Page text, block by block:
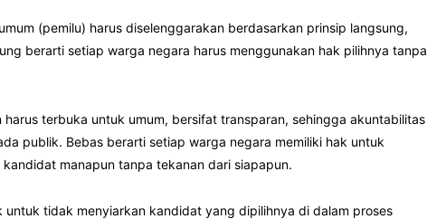
(pemilu) harus diselenggarakan berdasarkan prinsip langsung,
berarti setiap warga negara harus menggunakan hak pilihnya tanpa
terbuka untuk umum, bersifat transparan, sehingga akuntabilitas
publik. Bebas berarti setiap warga negara memiliki hak untuk
manapun tanpa tekanan dari siapapun.
untuk tidak menyiarkan kandidat yang dipilihnya di dalam proses